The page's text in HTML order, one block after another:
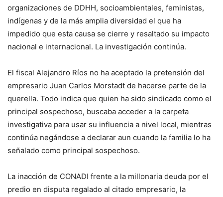
organizaciones de DDHH, socioambientales, feministas,
indígenas y de la más amplia diversidad el que ha
impedido que esta causa se cierre y resaltado su impacto
nacional e internacional. La investigación continúa.
El fiscal Alejandro Ríos no ha aceptado la pretensión del
empresario Juan Carlos Morstadt de hacerse parte de la
querella. Todo indica que quien ha sido sindicado como el
principal sospechoso, buscaba acceder a la carpeta
investigativa para usar su influencia a nivel local, mientras
continúa negándose a declarar aun cuando la familia lo ha
señalado como principal sospechoso.
La inacción de CONADI frente a la millonaria deuda por el
predio en disputa regalado al citado empresario, la